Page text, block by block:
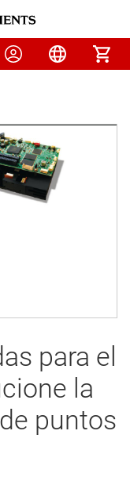
para el
la
puntos